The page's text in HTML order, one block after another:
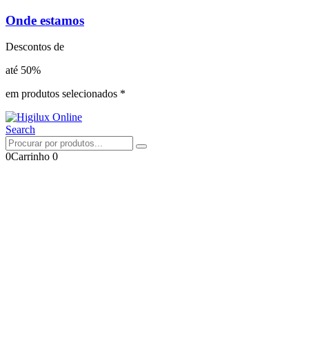
Onde estamos
Descontos de
até 50%
em produtos selecionados *
Search
0Carrinho 0